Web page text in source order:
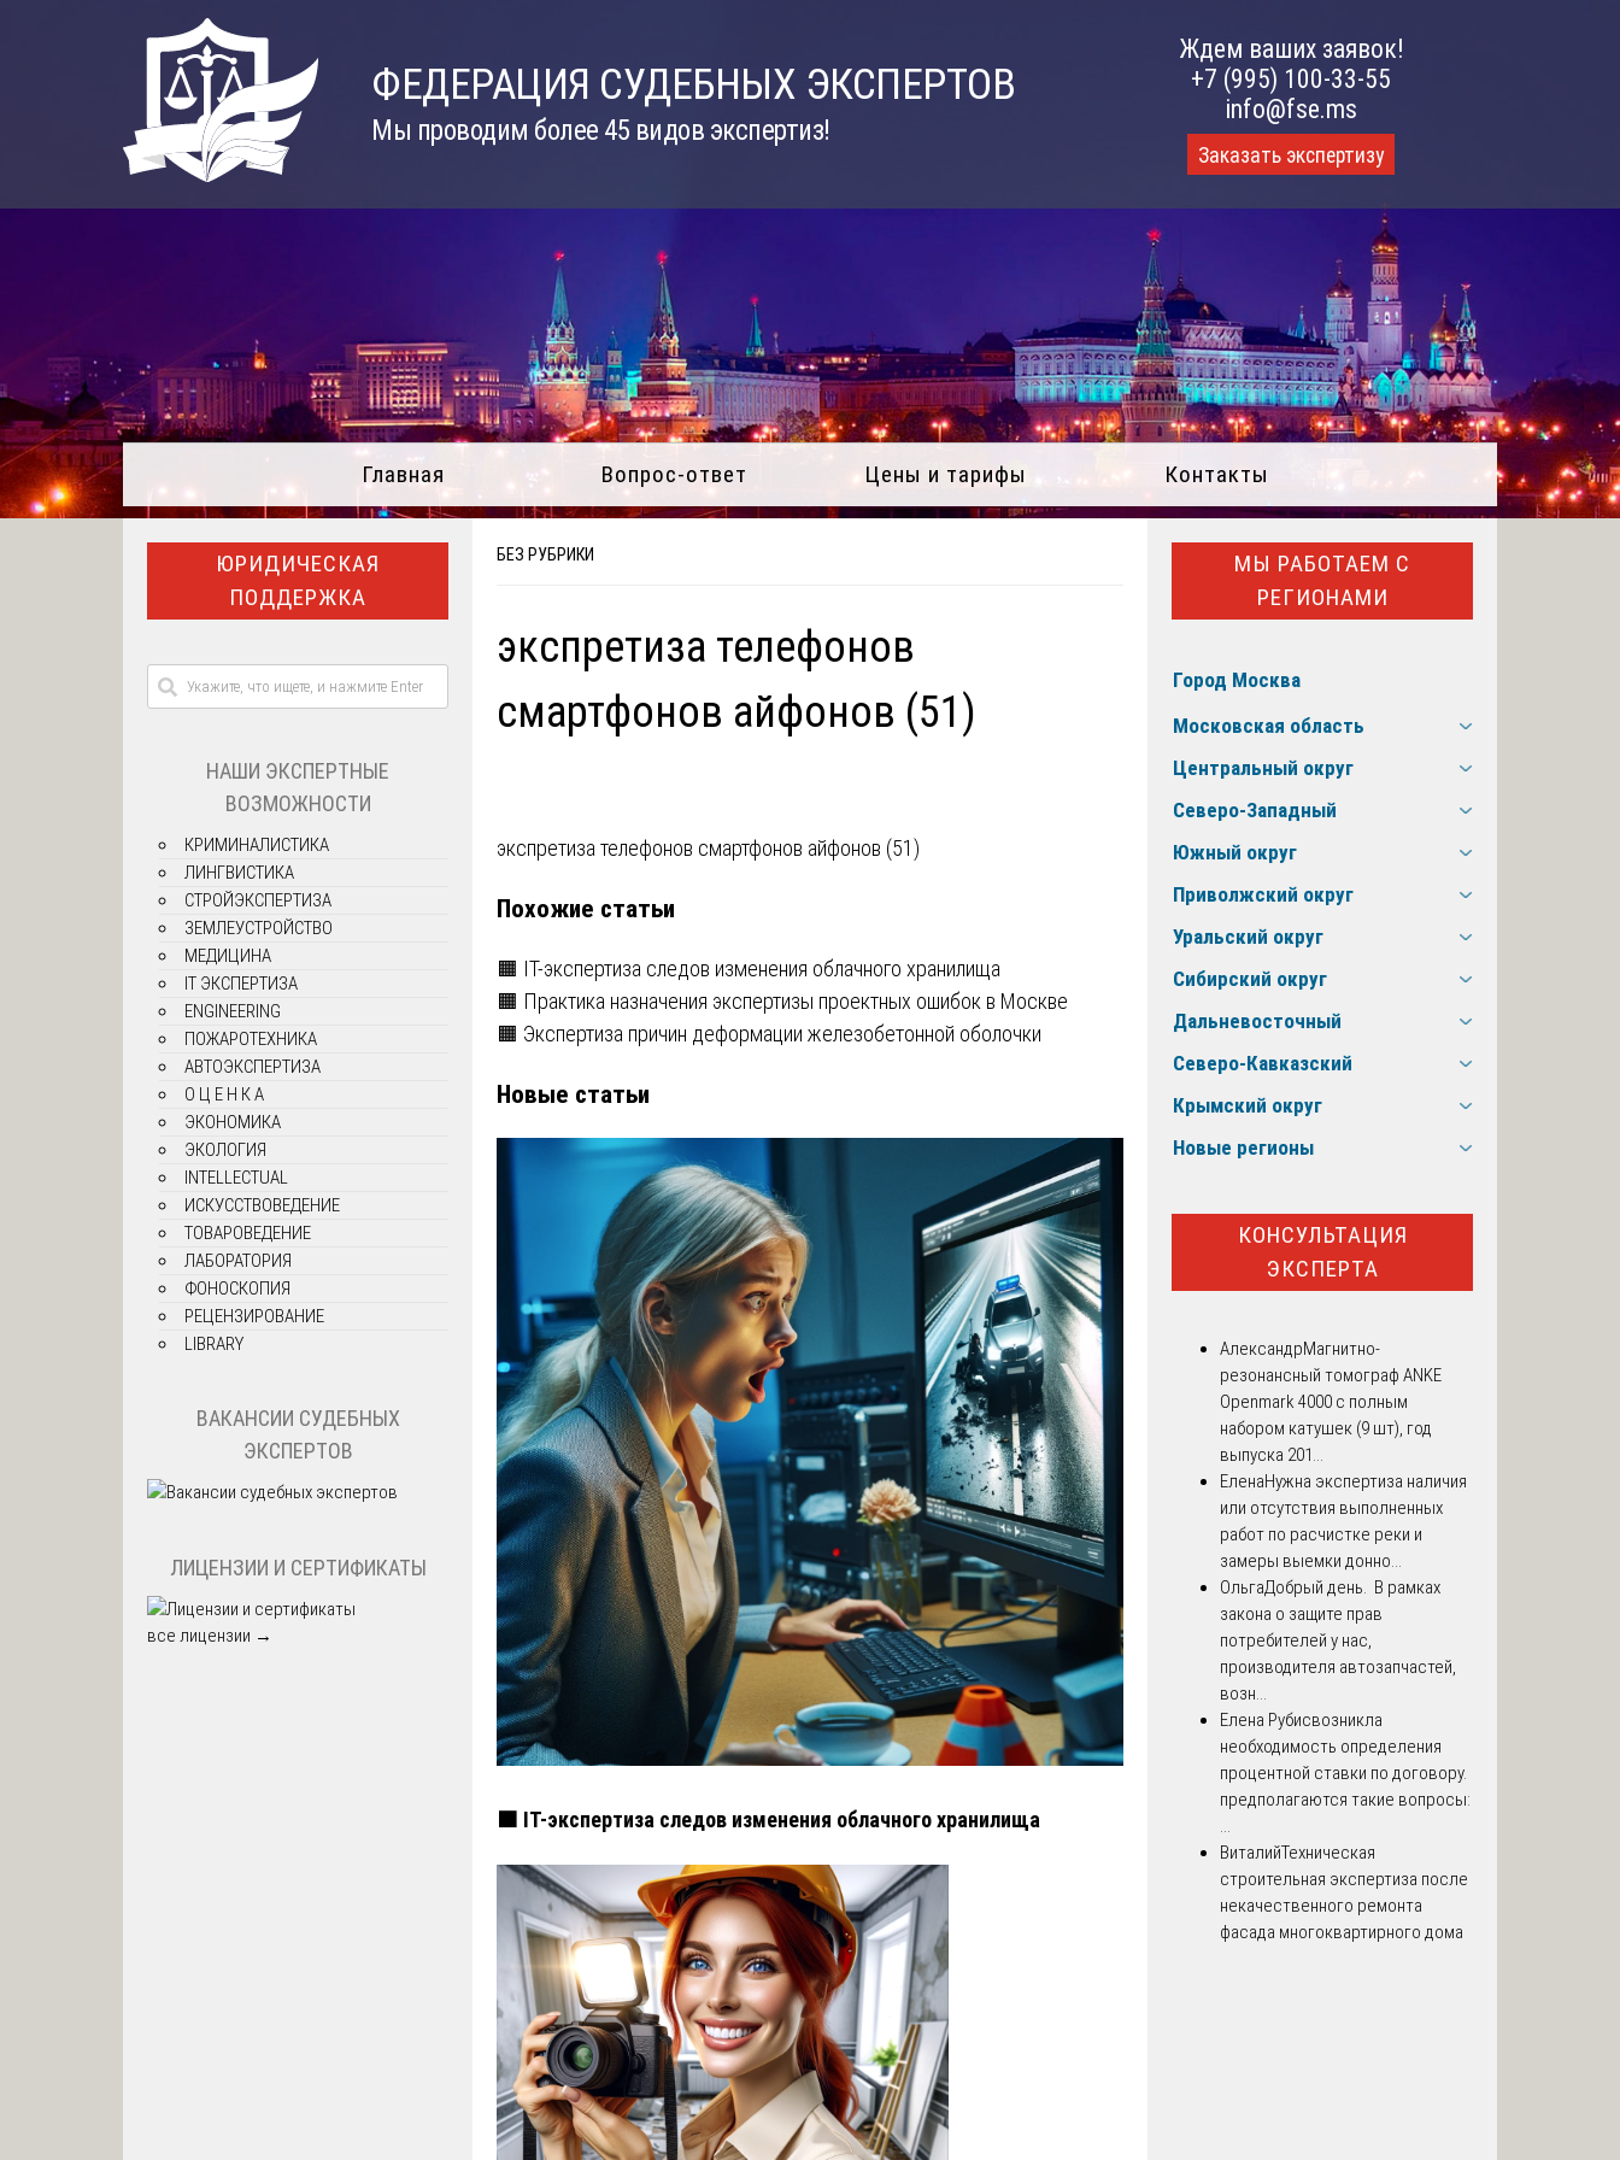
ФЕДЕРАЦИЯ СУДЕБНЫХ ЭКСПЕРТОВ
Мы проводим более 45 видов экспертиз!
Ждем ваших заявок!
+7 (995) 100-33-55
info@fse.ms
Заказать экспертизу
Главная Вопрос-ответ Цены и тарифы Контакты
БЕЗ РУБРИКИ
экспретиза телефонов
смартфонов айфонов (51)
Навигация
по
записям
экспретиза телефонов смартфонов айфонов (51)
Похожие статьи
🟧 IT-экспертиза следов изменения облачного хранилища
🟧 Практика назначения экспертизы проектных ошибок в Москве
🟧 Экспертиза причин деформации железобетонной оболочки
Новые статьи
🟧 IT-экспертиза следов изменения облачного хранилища
ЮРИДИЧЕСКАЯ
ПОДДЕРЖКА
НАШИ ЭКСПЕРТНЫЕ
ВОЗМОЖНОСТИ
КРИМИНАЛИСТИКА
ЛИНГВИСТИКА
СТРОЙЭКСПЕРТИЗА
ЗЕМЛЕУСТРОЙСТВО
МЕДИЦИНА
IT ЭКСПЕРТИЗА
ENGINEERING
ПОЖАРОТЕХНИКА
АВТОЭКСПЕРТИЗА
О Ц Е Н К А
ЭКОНОМИКА
ЭКОЛОГИЯ
INTELLECTUAL
ИСКУССТВОВЕДЕНИЕ
ТОВАРОВЕДЕНИЕ
ЛАБОРАТОРИЯ
ФОНОСКОПИЯ
РЕЦЕНЗИРОВАНИЕ
LIBRARY
ВАКАНСИИ СУДЕБНЫХ
ЭКСПЕРТОВ
ЛИЦЕНЗИИ И СЕРТИФИКАТЫ
все лицензии →
МЫ РАБОТАЕМ С
РЕГИОНАМИ
Город Москва
Московская область
Центральный округ
Северо-Западный
Южный округ
Приволжский округ
Уральский округ
Сибирский округ
Дальневосточный
Северо-Кавказский
Крымский округ
Новые регионы
КОНСУЛЬТАЦИЯ
ЭКСПЕРТА
АлександрМагнитно-
резонансный томограф ANKE
Openmark 4000 с полным
набором катушек (9 шт), год
выпуска 201...
ЕленаНужна экспертиза наличия
или отсутствия выполненных
работ по расчистке реки и
замеры выемки донно...
ОльгаДобрый день. В рамках
закона о защите прав
потребителей у нас,
производителя автозапчастей,
возн...
Елена Рубисвозникла
необходимость определения
процентной ставки по договору.
предполагаются такие вопросы:
...
ВиталийТехническая
строительная экспертиза после
некачественного ремонта
фасада многоквартирного дома